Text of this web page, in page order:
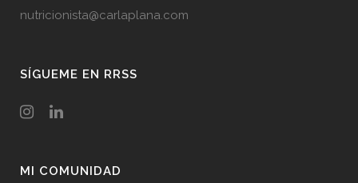
nutricionista@carlaplana.com
SÍGUEME EN RRSS
MI COMUNIDAD